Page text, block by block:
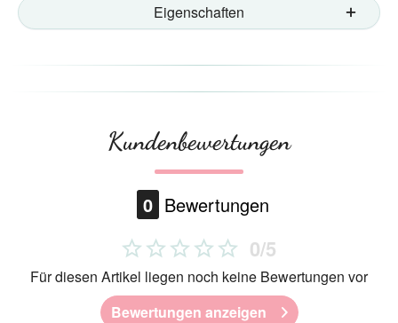
Eigenschaften
Kundenbewertungen
0 Bewertungen
0/5
Für diesen Artikel liegen noch keine Bewertungen vor
Bewertungen anzeigen